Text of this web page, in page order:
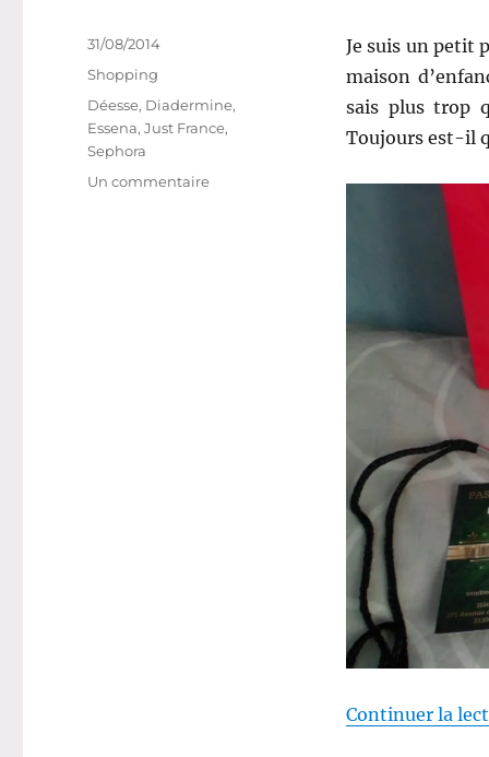
Je suis un petit
maison
sais plus trop
Toujours est-il
Continuer la
Publié
le
31/08/2014
Catégories
Shopping
Étiquettes
Déesse, Diadermine,
Essena,Just France,
Sephora
Un commentairesur